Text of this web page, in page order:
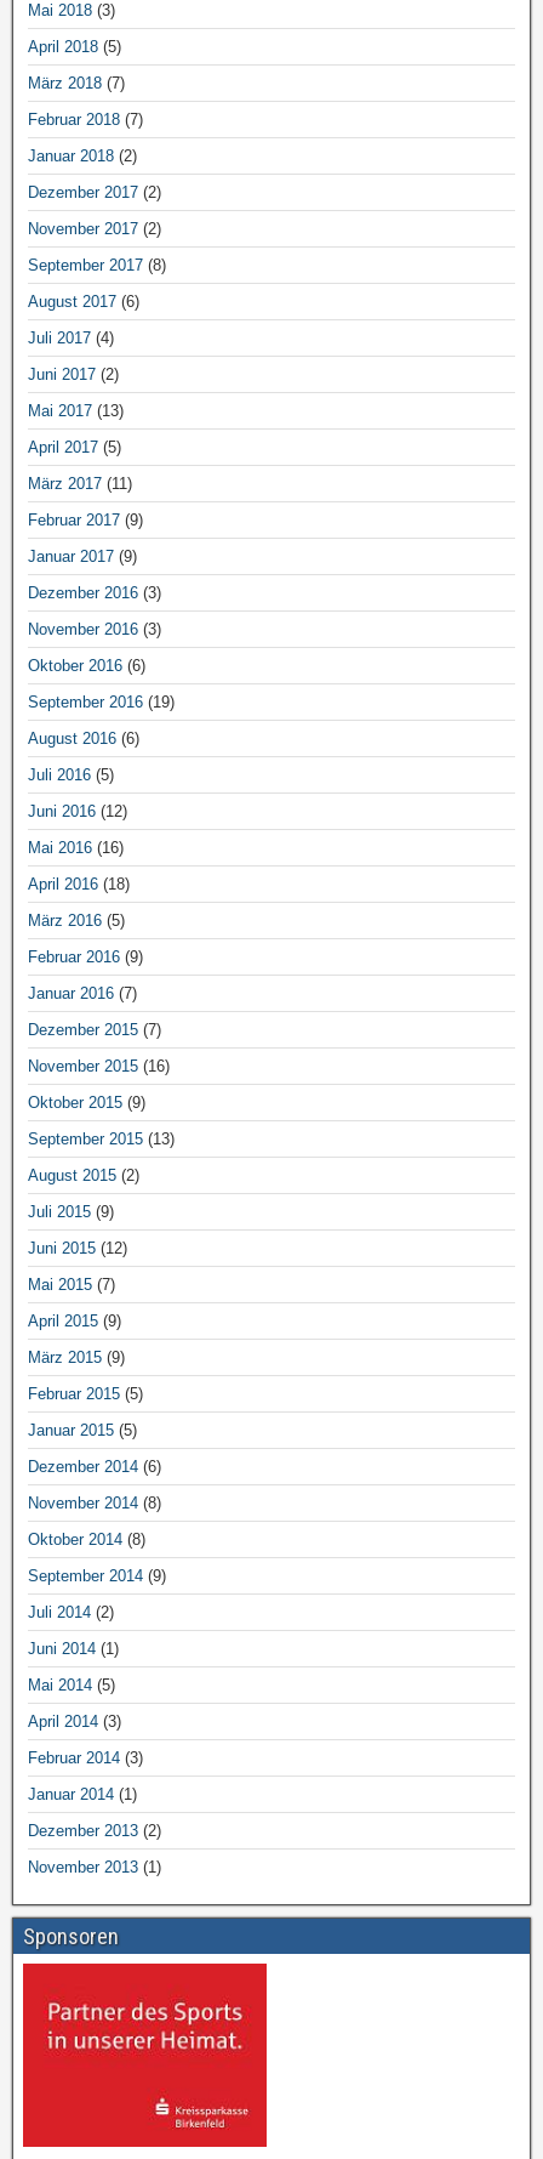
Mai 2018 (3)
April 2018 (5)
März 2018 (7)
Februar 2018 (7)
Januar 2018 (2)
Dezember 2017 (2)
November 2017 (2)
September 2017 (8)
August 2017 (6)
Juli 2017 (4)
Juni 2017 (2)
Mai 2017 (13)
April 2017 (5)
März 2017 (11)
Februar 2017 (9)
Januar 2017 (9)
Dezember 2016 (3)
November 2016 (3)
Oktober 2016 (6)
September 2016 (19)
August 2016 (6)
Juli 2016 (5)
Juni 2016 (12)
Mai 2016 (16)
April 2016 (18)
März 2016 (5)
Februar 2016 (9)
Januar 2016 (7)
Dezember 2015 (7)
November 2015 (16)
Oktober 2015 (9)
September 2015 (13)
August 2015 (2)
Juli 2015 (9)
Juni 2015 (12)
Mai 2015 (7)
April 2015 (9)
März 2015 (9)
Februar 2015 (5)
Januar 2015 (5)
Dezember 2014 (6)
November 2014 (8)
Oktober 2014 (8)
September 2014 (9)
Juli 2014 (2)
Juni 2014 (1)
Mai 2014 (5)
April 2014 (3)
Februar 2014 (3)
Januar 2014 (1)
Dezember 2013 (2)
November 2013 (1)
Sponsoren